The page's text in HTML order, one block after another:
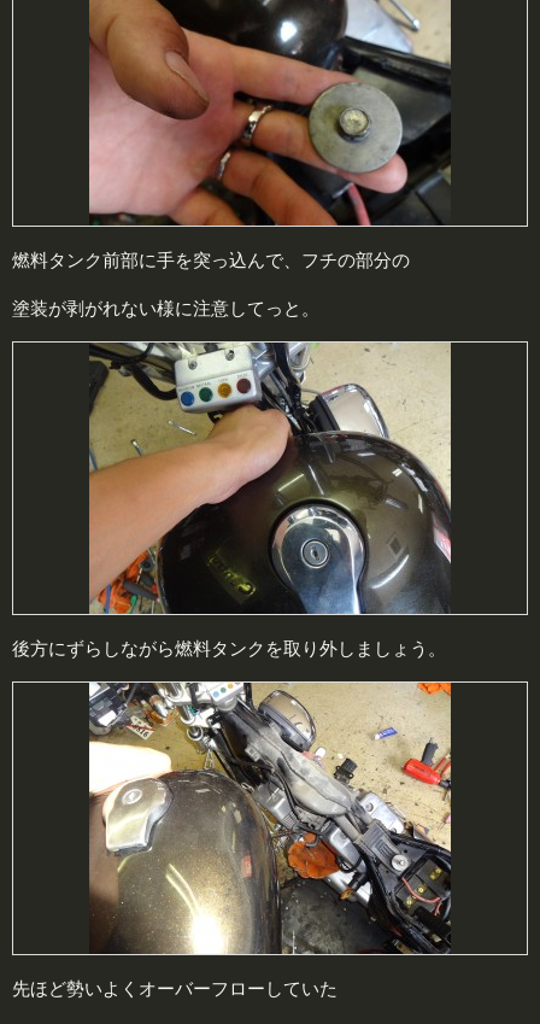
燃料タンク前部に手を突っ込んで、フチの部分の
塗装が剥がれない様に注意してっと。
後方にずらしながら燃料タンクを取り外しましょう。
先ほど勢いよくオーバーフローしていた